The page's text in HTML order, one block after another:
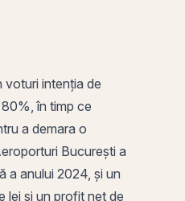
voturi intenția de
în timp ce
a demara o
București a
a anului 2024, și un
lei și un profit net de